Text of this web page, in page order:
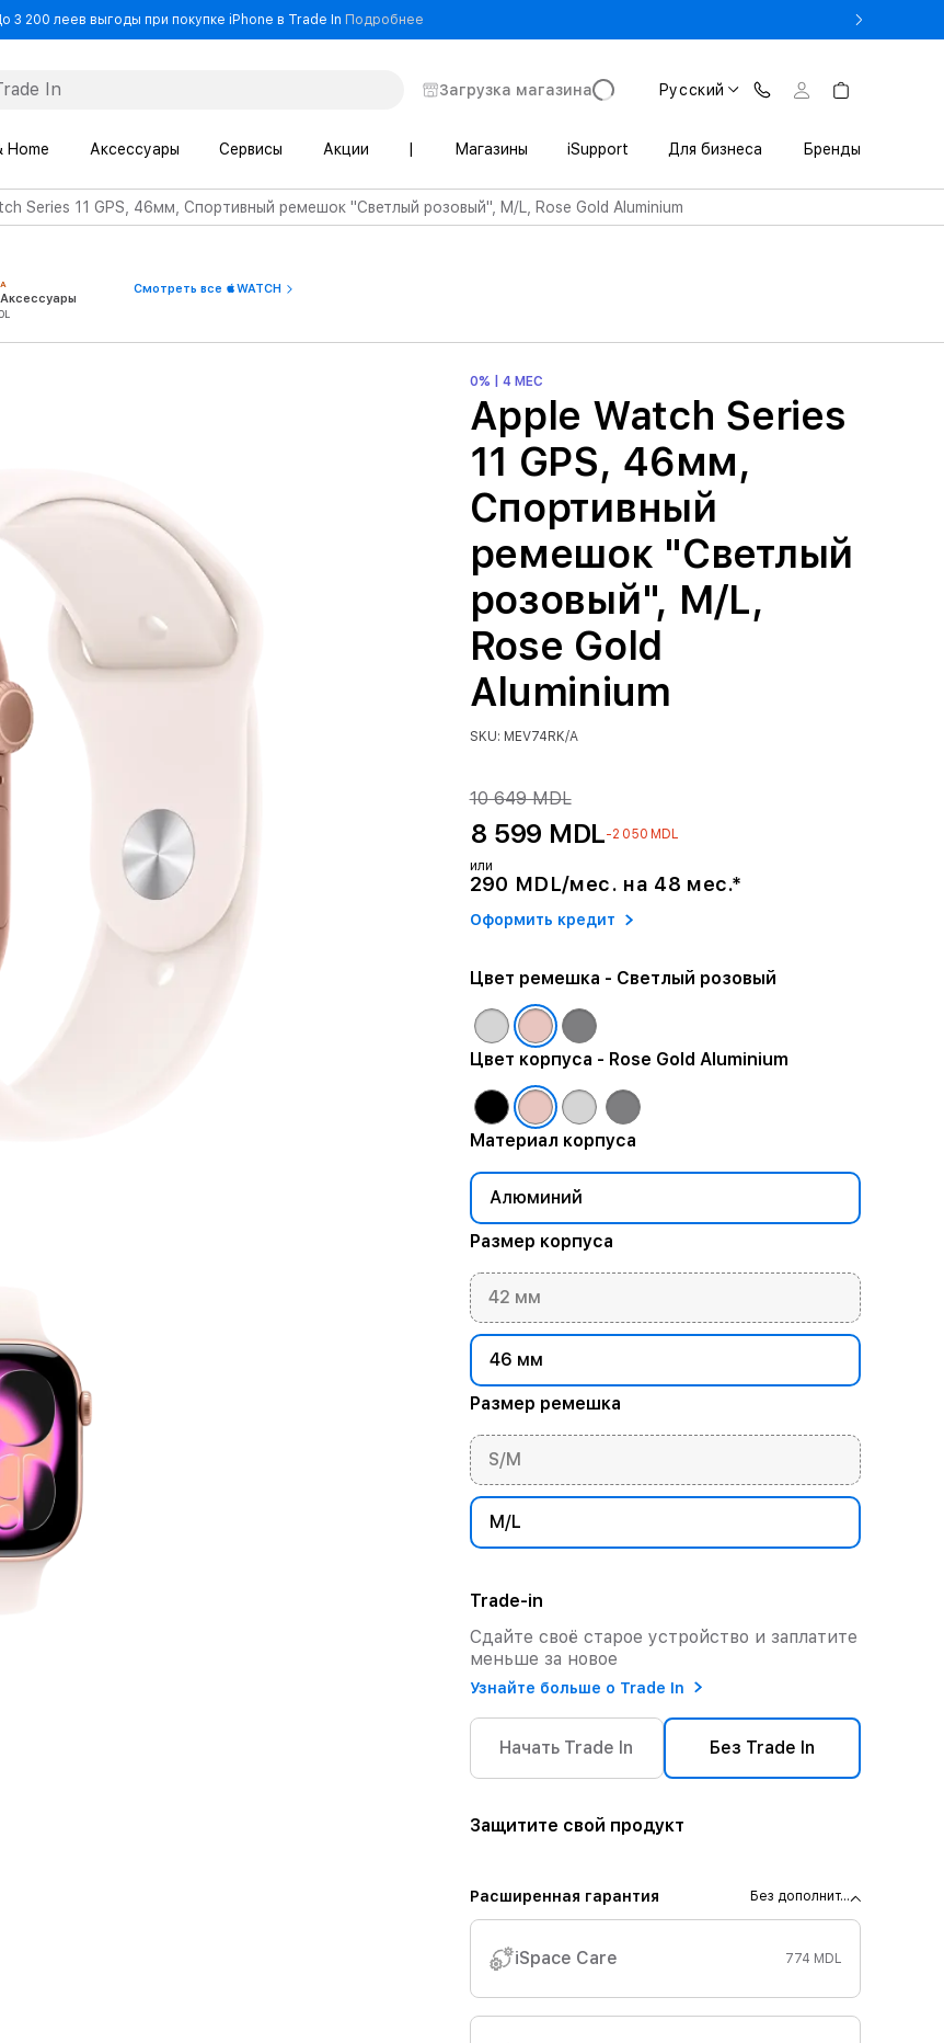
3 200 леев выгоды при покупке iPhone в Trade In Подробнее
Загрузка магазина Русский
Home Аксессуары Сервисы Акции Магазины iSupport Для бизнеса Бренды
Series 11 GPS, 46мм, Спортивный ремешок "Светлый розовый", M/L, Rose Gold Aluminium
Смотреть все WATCH
0% | 4 МЕС
Apple Watch Series
11 GPS, 46мм,
Спортивный
ремешок "Светлый
розовый", M/L,
Rose Gold
Aluminium
SKU: MEV74RK/A
10 649 MDL
8 599 MDL-2 050 MDL
или
290 MDL/мес. на 48 мес.*
Оформить кредит
Материал корпуса
Алюминий
Размер корпуса
42 мм
46 мм
Размер ремешка
S/M
M/L
Цвет ремешка - Светлый розовый
Цвет корпуса - Rose Gold Aluminium
Trade-in
Сдайте своё старое устройство и заплатите
меньше за новое
Узнайте больше о Trade In
Начать Trade In Без Trade In
Защитите свой продукт
Расширенная гарантия Без дополнит...
iSpace Care 774 MDL